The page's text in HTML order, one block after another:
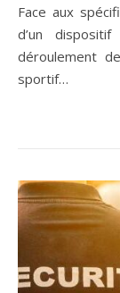
Face aux
d’un
déroulement
sportif…